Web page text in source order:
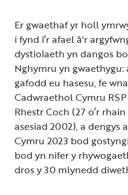
Er gwaethaf yr holl
i fynd i’r afael â'r
dystiolaeth yn dangos
Nghymru yn gwaethygu:
gafodd eu hasesu, fe
Cadwraethol Cymru
Rhestr Coch (27 o’r
asesiad 2002), a
Cymru 2023 bod
bod yn nifer y
dros y 30 mlynedd